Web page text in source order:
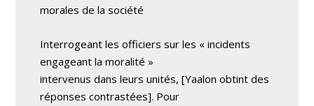
morales de la société
Interrogeant les officiers sur les « incidents
engageant la moralité »
intervenus dans leurs unités, [Yaalon obtint des
réponses contrastées]. Pour